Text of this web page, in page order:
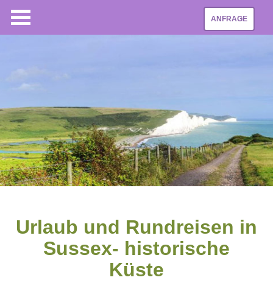
ANFRAGE
Urlaub und Rundreisen in
Sussex- historische
Küste